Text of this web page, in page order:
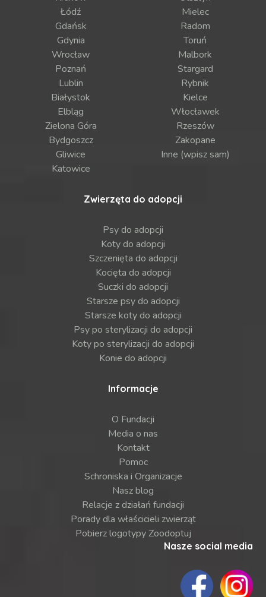
Łódź
Gdańsk
Gdynia
Wrocław
Poznań
Lublin
Białystok
Elbląg
Zielona Góra
Bydgoszcz
Gliwice
Katowice
Mielec
Radom
Toruń
Malbork
Stargard
Rybnik
Kielce
Włocławek
Rzeszów
Zakopane
Inne (wpisz sam)
Zwierzęta do adopcji
Psy do adopcji
Koty do adopcji
Szczenięta do adopcji
Kocięta do adopcji
Suczki do adopcji
Starsze psy do adopcji
Starsze koty do adopcji
Psy po sterylizacji do adopcji
Koty po sterylizacji do adopcji
Konie do adopcji
Informacje
O Fundacji
Media o nas
Kontakt
Pomoc
Schroniska i Organizacje
Nasz blog
Relacje z działań fundacji
Porady dla właścicieli zwierząt
Pobierz logotypy Zoodoptuj
Nasze social media